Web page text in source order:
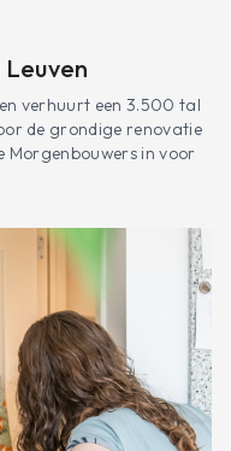
verhuurt een 3.500 tal
de grondige renovatie
Morgenbouwers in voor